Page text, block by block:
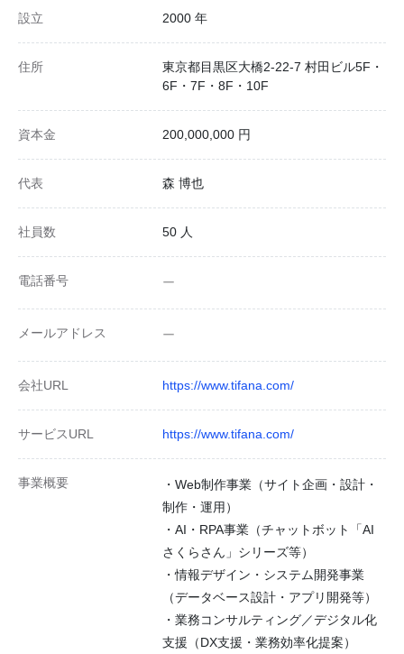
設立 2000 年
住所
東京都目黒区大橋2-22-7 村田ビル5F・
6F・7F・8F・10F
資本金 200,000,000 円
代表 森 博也
社員数 50 人
電話番号 ー
メールアドレス ー
会社URL https://www.tifana.com/
サービスURL https://www.tifana.com/
事業概要
・Web制作事業（サイト企画・設計・
制作・運用）
・AI・RPA事業（チャットボット「AI
さくらさん」シリーズ等）
・情報デザイン・システム開発事業
（データベース設計・アプリ開発等）
・業務コンサルティング／デジタル化
支援（DX支援・業務効率化提案）